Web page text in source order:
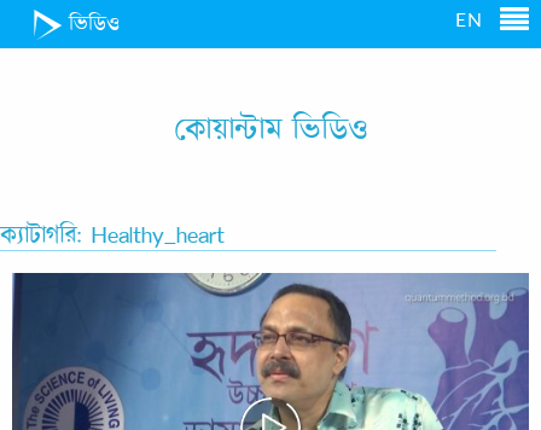
ভিডিও EN
কোয়ান্টাম ভিডিও
ক্যাটাগরি: Healthy_heart